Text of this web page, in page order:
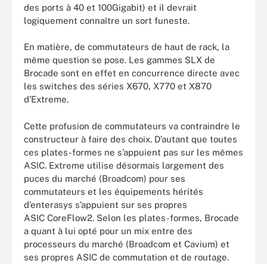
des ports à 40 et 100Gigabit) et il devrait
logiquement connaître un sort funeste.
En matière, de commutateurs de haut de rack, la
même question se pose. Les gammes SLX de
Brocade sont en effet en concurrence directe avec
les switches des séries X670, X770 et X870
d’Extreme.
Cette profusion de commutateurs va contraindre le
constructeur à faire des choix. D’autant que toutes
ces plates-formes ne s’appuient pas sur les mêmes
ASIC. Extreme utilise désormais largement des
puces du marché (Broadcom) pour ses
commutateurs et les équipements hérités
d’enterasys s’appuient sur ses propres
ASIC CoreFlow2. Selon les plates-formes, Brocade
a quant à lui opté pour un mix entre des
processeurs du marché (Broadcom et Cavium) et
ses propres ASIC de commutation et de routage.